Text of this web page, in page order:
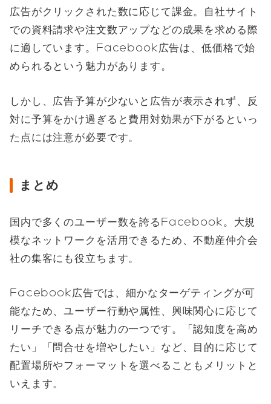
広告がクリックされた数に応じて課金。自社サイト
での資料請求や注文数アップなどの成果を求める際
に適しています。Facebook広告は、低価格で始
められるという魅力があります。
しかし、広告予算が少ないと広告が表示されず、反
対に予算をかけ過ぎると費用対効果が下がるといっ
た点には注意が必要です。
まとめ
国内で多くのユーザー数を誇るFacebook。大規
模なネットワークを活用できるため、不動産仲介会
社の集客にも役立ちます。
Facebook広告では、細かなターゲティングが可
能なため、ユーザー行動や属性、興味関心に応じて
リーチできる点が魅力の一つです。「認知度を高め
たい」「問合せを増やしたい」など、目的に応じて
配置場所やフォーマットを選べることもメリットと
いえます。